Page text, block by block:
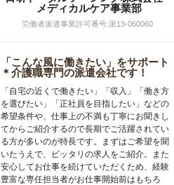
メディカルケア事業部
労働者派遣事業許可番号:派13-060060
「こんな風に働きたい」をサポート
＊介護職専門の派遣会社です！
「自宅の近くで働きたい」「収入」「働き方
を選びたい」「正社員を目指したい」などの
希望条件や、仕事上の不満も丁寧にお聞きし
てからご紹介するので長期でご活躍されてい
る方が多いのが特長です。まずはご希望を聞
いたうえで、ピッタリの求人をご紹介。また
安心してお仕事を続けていただくため、経験
豊富な専任担当者がお仕事開始前はもちろ